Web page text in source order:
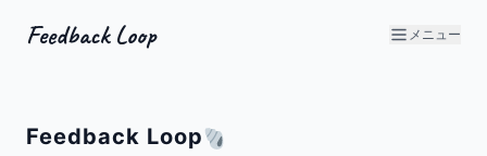
Feedback Loop メニュー
Feedback Loop